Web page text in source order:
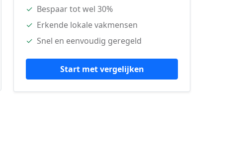
✓ Bespaar tot wel 30%
✓ Erkende lokale vakmensen
✓ Snel en eenvoudig geregeld
Start met vergelijken